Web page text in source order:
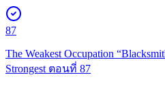
87
The Weakest Occupation
Strongest ตอนที่ 87